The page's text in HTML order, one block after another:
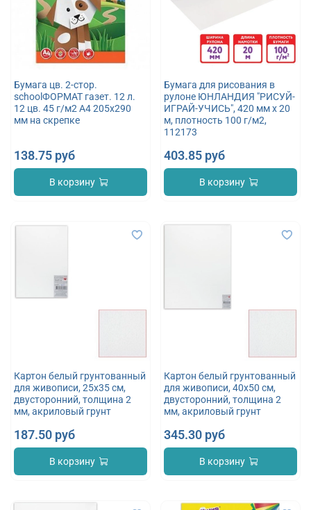
Бумага цв. 2-стор.
schoolФОРМАТ газет. 12 л.
12 цв. 45 г/м2 А4 205х290
мм на скрепке
138.75 руб
В корзину
Бумага для рисования в
рулоне ЮНЛАНДИЯ "РИСУЙ-
ИГРАЙ-УЧИСЬ", 420 мм х 20
м, плотность 100 г/м2,
112173
403.85 руб
В корзину
Картон белый грунтованный
для живописи, 25х35 см,
двусторонний, толщина 2
мм, акриловый грунт
187.50 руб
В корзину
Картон белый грунтованный
для живописи, 40х50 см,
двусторонний, толщина 2
мм, акриловый грунт
345.30 руб
В корзину